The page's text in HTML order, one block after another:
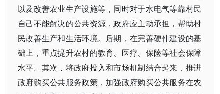
以及改善农业生产设施等，同时对于水电气等靠村民
自己不能解决的公共资源，政府应主动承担，帮助村
民改善生产和生活环境。后期，在完善硬件建设的基
础上，重点提升农村的教育、医疗、保险等社会保障
水平。其次，将政府投入和市场机制结合起来，推进
政府购买公共服务政策，加强政府购买公共服务在农